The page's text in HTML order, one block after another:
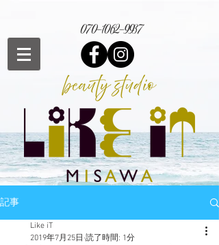
070-1062-9937
記事
Like iT
2019年7月25日 読了時間: 1分